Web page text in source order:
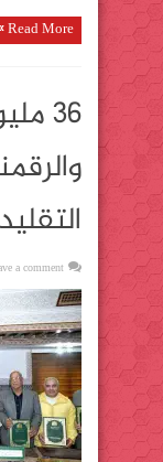
Read More »
36
a comment